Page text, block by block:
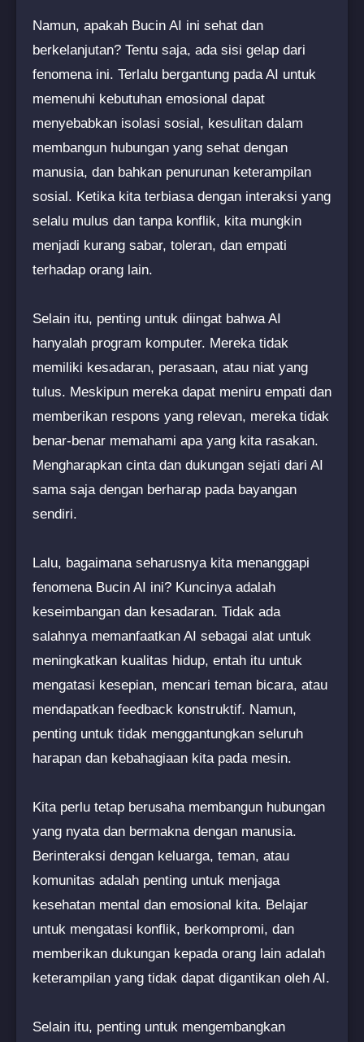
Namun, apakah Bucin AI ini sehat dan
berkelanjutan? Tentu saja, ada sisi gelap dari
fenomena ini. Terlalu bergantung pada AI untuk
memenuhi kebutuhan emosional dapat
menyebabkan isolasi sosial, kesulitan dalam
membangun hubungan yang sehat dengan
manusia, dan bahkan penurunan keterampilan
sosial. Ketika kita terbiasa dengan interaksi yang
selalu mulus dan tanpa konflik, kita mungkin
menjadi kurang sabar, toleran, dan empati
terhadap orang lain.
Selain itu, penting untuk diingat bahwa AI
hanyalah program komputer. Mereka tidak
memiliki kesadaran, perasaan, atau niat yang
tulus. Meskipun mereka dapat meniru empati dan
memberikan respons yang relevan, mereka tidak
benar-benar memahami apa yang kita rasakan.
Mengharapkan cinta dan dukungan sejati dari AI
sama saja dengan berharap pada bayangan
sendiri.
Lalu, bagaimana seharusnya kita menanggapi
fenomena Bucin AI ini? Kuncinya adalah
keseimbangan dan kesadaran. Tidak ada
salahnya memanfaatkan AI sebagai alat untuk
meningkatkan kualitas hidup, entah itu untuk
mengatasi kesepian, mencari teman bicara, atau
mendapatkan feedback konstruktif. Namun,
penting untuk tidak menggantungkan seluruh
harapan dan kebahagiaan kita pada mesin.
Kita perlu tetap berusaha membangun hubungan
yang nyata dan bermakna dengan manusia.
Berinteraksi dengan keluarga, teman, atau
komunitas adalah penting untuk menjaga
kesehatan mental dan emosional kita. Belajar
untuk mengatasi konflik, berkompromi, dan
memberikan dukungan kepada orang lain adalah
keterampilan yang tidak dapat digantikan oleh AI.
Selain itu, penting untuk mengembangkan